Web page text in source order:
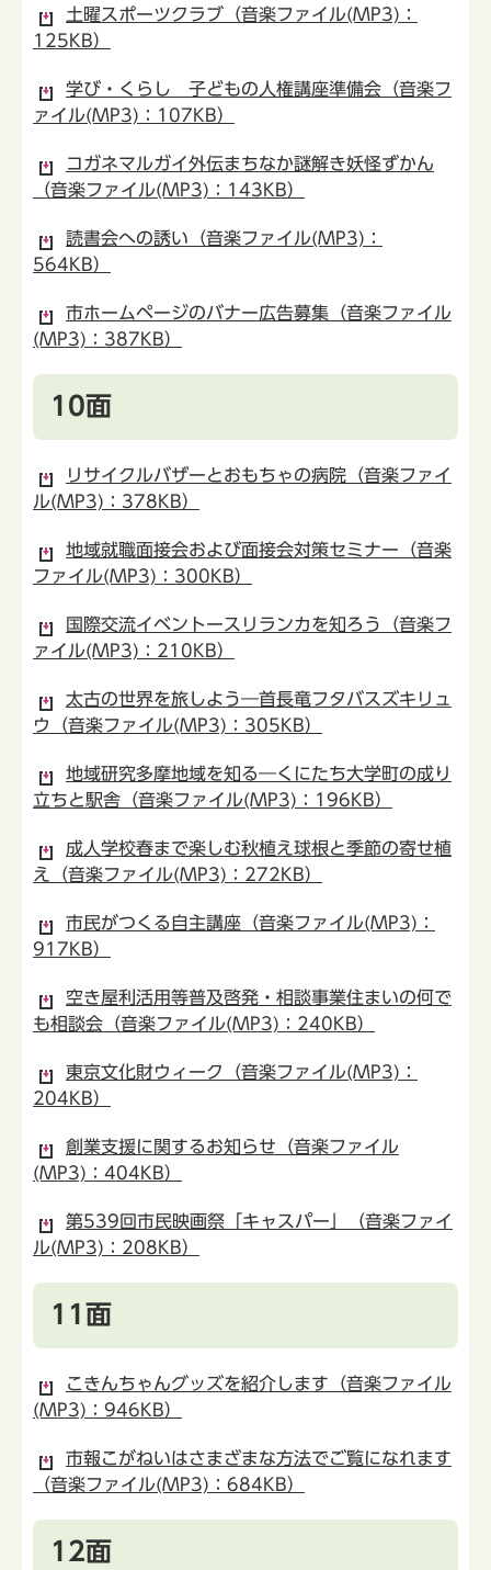
土曜スポーツクラブ（音楽ファイル(MP3)：
125KB）
学び・くらし 子どもの人権講座準備会（音楽フ
ァイル(MP3)：107KB）
コガネマルガイ外伝まちなか謎解き妖怪ずかん
（音楽ファイル(MP3)：143KB）
読書会への誘い（音楽ファイル(MP3)：
564KB）
市ホームページのバナー広告募集（音楽ファイル
(MP3)：387KB）
10面
リサイクルバザーとおもちゃの病院（音楽ファイ
ル(MP3)：378KB）
地域就職面接会および面接会対策セミナー（音楽
ファイル(MP3)：300KB）
国際交流イベントースリランカを知ろう（音楽フ
ァイル(MP3)：210KB）
太古の世界を旅しよう―首長竜フタバスズキリュ
ウ（音楽ファイル(MP3)：305KB）
地域研究多摩地域を知る―くにたち大学町の成り
立ちと駅舎（音楽ファイル(MP3)：196KB）
成人学校春まで楽しむ秋植え球根と季節の寄せ植
え（音楽ファイル(MP3)：272KB）
市民がつくる自主講座（音楽ファイル(MP3)：
917KB）
空き屋利活用等普及啓発・相談事業住まいの何で
も相談会（音楽ファイル(MP3)：240KB）
東京文化財ウィーク（音楽ファイル(MP3)：
204KB）
創業支援に関するお知らせ（音楽ファイル
(MP3)：404KB）
第539回市民映画祭「キャスパー」（音楽ファイ
ル(MP3)：208KB）
11面
こきんちゃんグッズを紹介します（音楽ファイル
(MP3)：946KB）
市報こがねいはさまざまな方法でご覧になれます
（音楽ファイル(MP3)：684KB）
12面